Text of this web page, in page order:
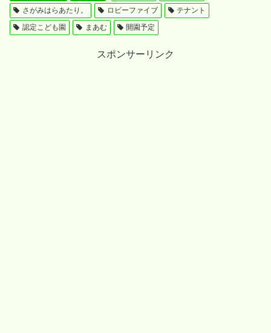
さがみはらあたり。
ロビーファイブ
テナント
認定こども園
まあむ 開園予定
スポンサーリンク